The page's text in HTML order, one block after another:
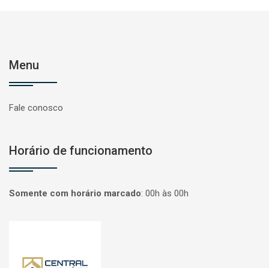
Menu
Fale conosco
Horário de funcionamento
Somente com horário marcado: 00h às 00h